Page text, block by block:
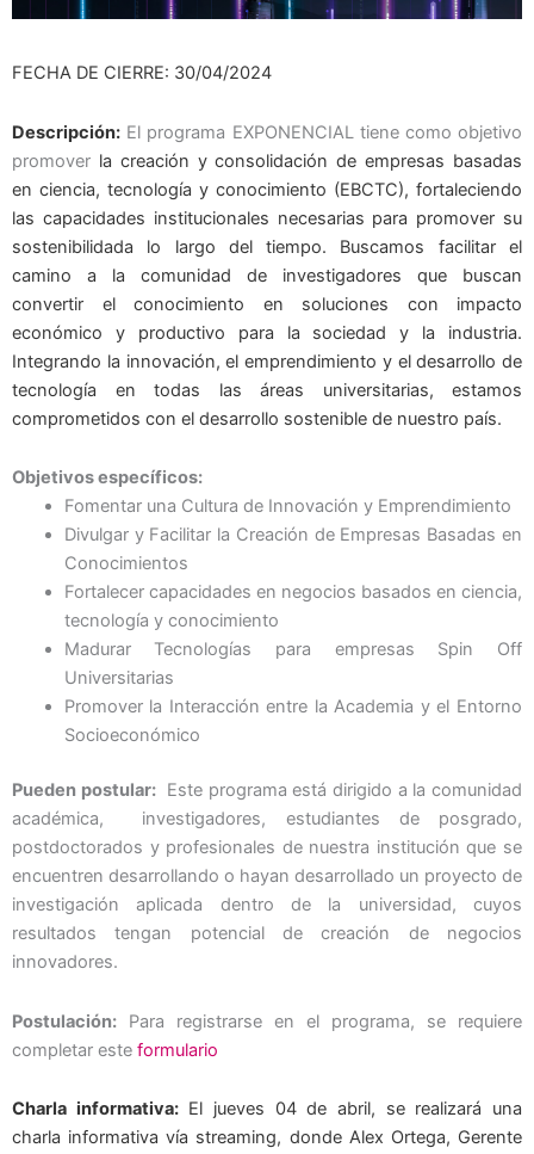
FECHA DE CIERRE: 30/04/2024
Descripción: El programa EXPONENCIAL tiene como objetivo
promover la creación y consolidaciónde empresas basadas
en ciencia, tecnología y conocimiento (EBCTC), fortaleciendo
las capacidades institucionales necesarias para promover su
sostenibilidada lo largo del tiempo. Buscamos facilitar el
camino a la comunidad de investigadores que buscan
convertir el conocimiento en soluciones con impacto
económico y productivo para la sociedad y la industria.
Integrando la innovación, el emprendimiento y el desarrollo de
tecnología en todas las áreas universitarias, estamos
comprometidos con el desarrollo sostenible de nuestro país.
Objetivos específicos:
Fomentar una Cultura de Innovación y Emprendimiento
Divulgar y Facilitar la Creación de Empresas Basadas en
Conocimientos
Fortalecer capacidades en negocios basados en ciencia,
tecnología y conocimiento
Madurar Tecnologías para empresas Spin Off
Universitarias
Promover la Interacción entre la Academia y el Entorno
Socioeconómico
Pueden postular: Este programa está dirigido a la comunidad
académica, investigadores, estudiantes de posgrado,
postdoctorados y profesionales de nuestra institución que se
encuentren desarrollando o hayan desarrollado un proyecto de
investigación aplicada dentro de la universidad, cuyos
resultados tengan potencial de creación de negocios
innovadores.
Postulación:
Para registrarse en el programa, se requiere
completar este formulario
Charla informativa:El jueves 04 de abril, se realizará una
charla informativa vía streaming, donde Alex Ortega, Gerente